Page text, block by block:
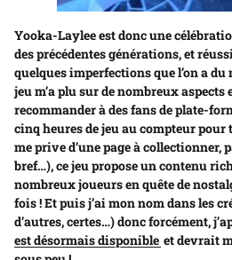
Yooka-Laylee est donc une
des précédentes générations, et
quelques imperfections que l’on a
jeu m’a plu sur de nombreux
recommander à des fans de plate-
cinq heures de jeu au compteur
me prive d’une page à collectionner,
bref…), ce jeu propose un contenu
nombreux joueurs en quête de
fois ! Et puis j’ai mon nom dans les
d’autres, certes…) donc forcément,
est désormais disponible et devrait